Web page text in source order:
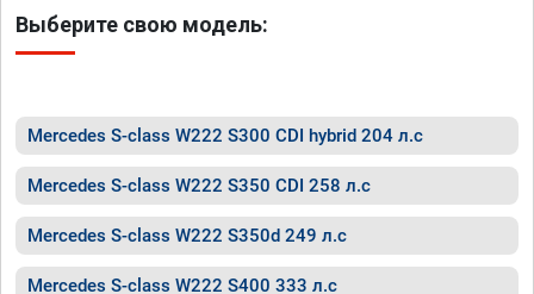
Выберите свою модель:
Mercedes S-class W222 S300 CDI hybrid 204 л.с
Mercedes S-class W222 S350 CDI 258 л.с
Mercedes S-class W222 S350d 249 л.с
Mercedes S-class W222 S400 333 л.с